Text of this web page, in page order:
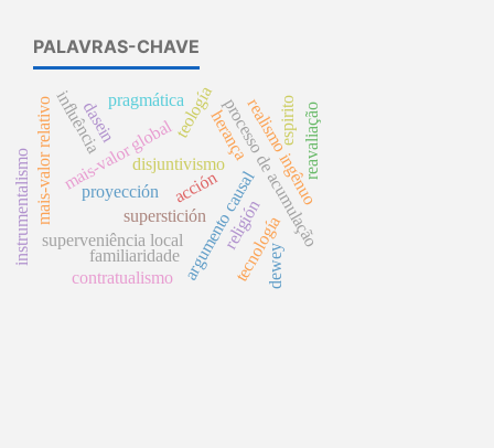
PALAVRAS-CHAVE
argumento causal
superstición
proyección processo de acumulação
mais-valor global
mais-valor relativo
superveniência local
disjuntivismo
religión
realismo ingênuo
tecnología
instrumentalismo
dewey
teología espirito
influência
familiaridade
dasein herança reavaliação
pragmática
contratualismo
acción